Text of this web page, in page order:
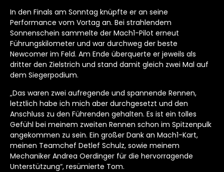
In den Finals am Sonntag knüpfte er an seine
Performance vom Vortag an. Bei strahlendem
Sonnenschein sammelte der Mach1-Pilot erneut
Führungskilometer und war durchweg der beste
Newcomer im Feld. Am Ende überquerte er jeweils als
dritter den Zielstrich und stand damit gleich zwei Mal auf
dem Siegerpodium.
„Das waren zwei aufregende und spannende Rennen,
letztlich habe ich mich aber durchgesetzt und den
Anschluss zu den Führenden gehalten. Es ist ein tolles
Gefühl bei meinem zweiten Rennen schon im Spitzenpulk
angekommen zu sein. Ein großer Dank an Mach1-Kart,
meinen Teamchef Detlef Schulz, sowie meinem
Mechaniker Andrea Oerdinger für die hervorragende
Unterstützung“, resümierte Tom.